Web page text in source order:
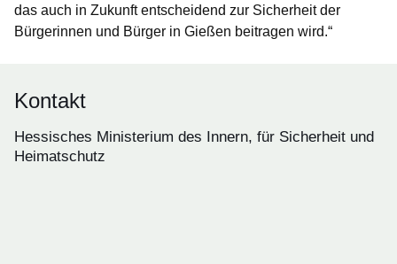
das auch in Zukunft entscheidend zur Sicherheit der
Bürgerinnen und Bürger in Gießen beitragen wird.“
Kontakt
Hessisches Ministerium des Innern, für Sicherheit und
Heimatschutz